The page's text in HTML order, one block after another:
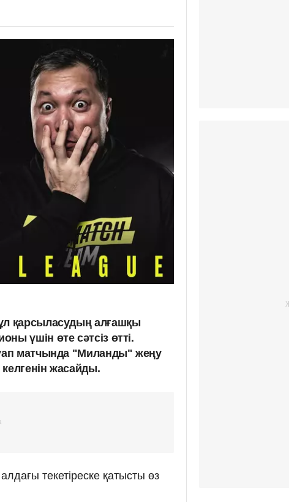
қарсыласудың алғашқы
үшін өте сәтсіз өтті.
матчында "Миланды" жеңу
жасайды.
текетіреске қатысты өз